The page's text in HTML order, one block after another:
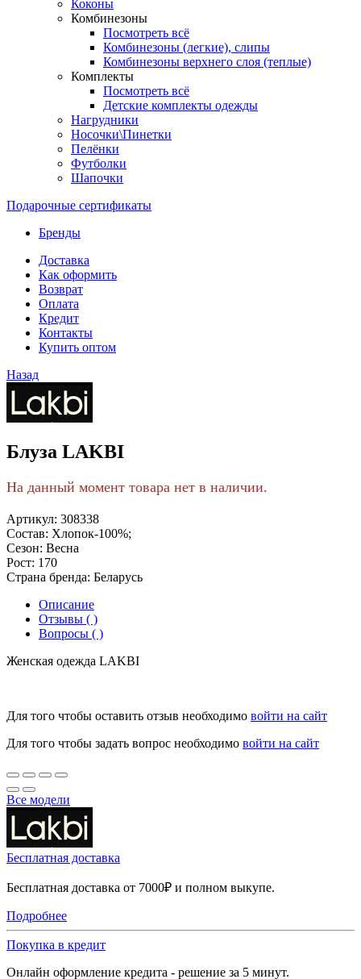
Коконы
Комбинезоны
Посмотреть всё
Комбинезоны (легкие), слипы
Комбинезоны верхнего слоя (теплые)
Комплекты
Посмотреть всё
Детские комплекты одежды
Нагрудники
Носочки\Пинетки
Пелёнки
Футболки
Шапочки
Подарочные сертификаты
Бренды
Доставка
Как оформить
Возврат
Оплата
Кредит
Контакты
Купить оптом
Назад
Блуза LAKBI
На данный момент товара нет в наличии.
Артикул: 308338
Состав: Хлопок-100%;
Сезон: Весна
Рост: 170
Страна бренда: Беларусь
Описание
Отзывы ( )
Вопросы ( )
Женская одежда LAKBI
Для того чтобы оставить отзыв необходимо войти на сайт
Для того чтобы задать вопрос необходимо войти на сайт
Все модели
Бесплатная доставка
Бесплатная доставка от 7000₽ и полном выкупе.
Подробнее
Покупка в кредит
Онлайн оформление кредита - решение за 5 минут.